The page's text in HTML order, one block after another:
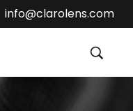
info@clarolens.com